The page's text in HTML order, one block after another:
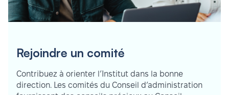
Rejoindre un comité
Contribuez à orienter l’Institut dans la bonne
direction. Les comités du Conseil d’administration